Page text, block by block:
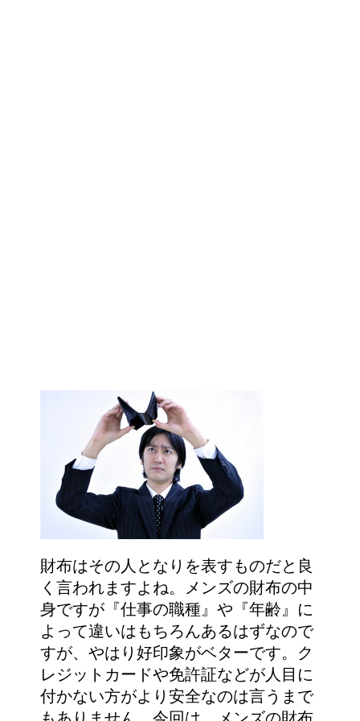
財布はその人となりを表すものだと良
く言われますよね。メンズの財布の中
身ですが『仕事の職種』や『年齢』に
よって違いはもちろんあるはずなので
すが、やはり好印象がベターです。ク
レジットカードや免許証などが人目に
付かない方がより安全なのは言うまで